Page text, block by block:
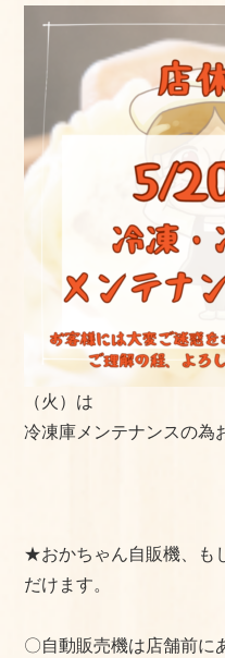
オンラインシ
お問い合わせ
よくある質問
手作りキット
美味しいお召
店舗情報
プライバシー
（火）は
冷凍庫メンテナンスの為
★おかちゃん自販機、も
だけます。
〇自動販売機